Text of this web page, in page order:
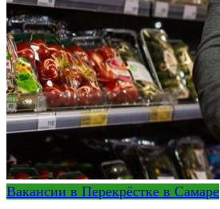
Вакансии в Перекрёстке в Самаре